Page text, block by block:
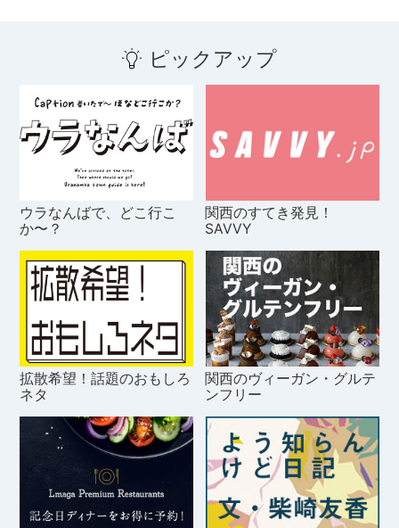
ピックアップ
ウラなんばで、どこ行こ
か〜？
関西のすてき発見！
SAVVY
拡散希望！話題のおもしろ
ネタ
関西のヴィーガン・グルテ
ンフリー